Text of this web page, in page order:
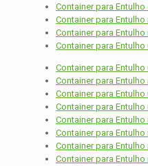
Container para Entulho
Container para
Container para
Container para Entulho
Container para
Container para Entulho
Container para Entulho
Container para Entulho
Container para Entulho
Container para Entulho
Container para Entulho
Container para